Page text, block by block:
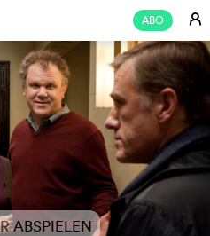
ABO E
ABSPIELEN